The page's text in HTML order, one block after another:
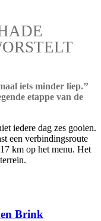
iets minder liep.’’
etappe van de
iedere dag zes gooien.
een verbindingsroute
km op het menu. Het
Brink